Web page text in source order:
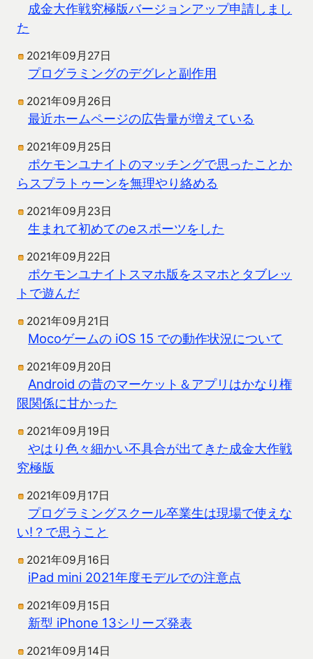
成金大作戦究極版バージョンアップ申請しまし
た
2021年09月27日
プログラミングのデグレと副作用
2021年09月26日
最近ホームページの広告量が増えている
2021年09月25日
ポケモンユナイトのマッチングで思ったことか
らスプラトゥーンを無理やり絡める
2021年09月23日
生まれて初めてのeスポーツをした
2021年09月22日
ポケモンユナイトスマホ版をスマホとタブレッ
トで遊んだ
2021年09月21日
Mocoゲームの iOS 15 での動作状況について
2021年09月20日
Android の昔のマーケット＆アプリはかなり権
限関係に甘かった
2021年09月19日
やはり色々細かい不具合が出てきた成金大作戦
究極版
2021年09月17日
プログラミングスクール卒業生は現場で使えな
い!？で思うこと
2021年09月16日
iPad mini 2021年度モデルでの注意点
2021年09月15日
新型 iPhone 13シリーズ発表
2021年09月14日